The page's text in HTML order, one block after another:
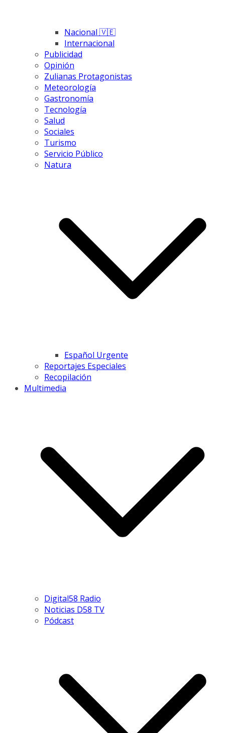
Nacional 🇻🇪
Internacional
Publicidad
Opinión
Zulianas Protagonistas
Meteorología
Gastronomía
Tecnología
Salud
Sociales
Turismo
Servicio Público
Natura
Español Urgente
Reportajes Especiales
Recopilación
Multimedia
Digital58 Radio
Noticias D58 TV
Pódcast